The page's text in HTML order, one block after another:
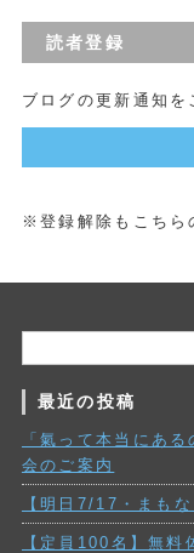
読者登録
ブログの更新通知を
※登録解除もこちら
最近の投稿
「氣って本当にあ
会のご案内
【明日7/17・まも
【定員100名】無